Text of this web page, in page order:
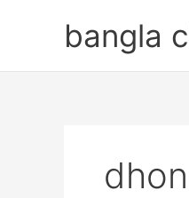
bangla